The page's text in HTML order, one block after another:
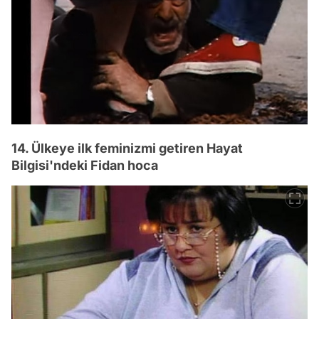
14. Ülkeye ilk feminizmi getiren Hayat
Bilgisi'ndeki Fidan hoca